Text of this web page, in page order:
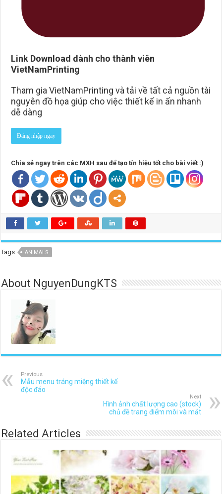
Link Download dành cho thành viên
VietNamPrinting
Tham gia VietNamPrinting và tải về tất cả nguồn tài
nguyên đồ họa giúp cho việc thiết kế in ấn nhanh
dễ dàng
Đăng nhập ngay
Chia sẻ ngay trên các MXH sau để tạo tín hiệu tốt cho bài viết :)
Tags ANIMALS
About NguyenDungKTS
Previous
Mẫu menu tráng miệng thiết kế
độc đáo
Next
Hình ảnh chất lượng cao (stock)
chủ đề trang điểm môi và mắt
Related Articles